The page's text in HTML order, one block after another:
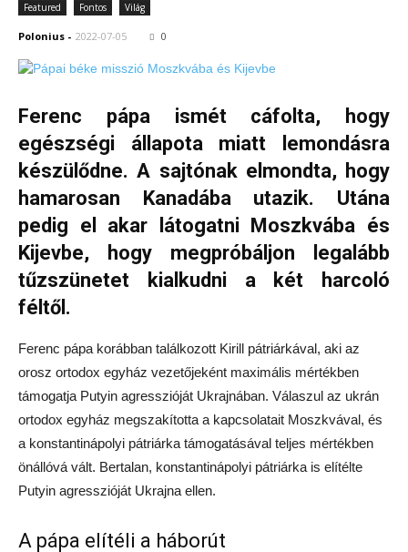
Featured Fontos Világ
Polonius - 2022-07-05 0
Ferenc pápa ismét cáfolta, hogy
egészségi állapota miatt lemondásra
készülődne. A sajtónak elmondta, hogy
hamarosan Kanadába utazik. Utána
pedig el akar látogatni Moszkvába és
Kijevbe, hogy megpróbáljon legalább
tűzszünetet kialkudni a két harcoló
féltől.
Ferenc pápa korábban találkozott Kirill pátriárkával, aki az
orosz ortodox egyház vezetőjeként maximális mértékben
támogatja Putyin agresszióját Ukrajnában. Válaszul az ukrán
ortodox egyház megszakította a kapcsolatait Moszkvával, és
a konstantinápolyi pátriárka támogatásával teljes mértékben
önállóvá vált. Bertalan, konstantinápolyi pátriárka is elítélte
Putyin agresszióját Ukrajna ellen.
A pápa elítéli a háborút